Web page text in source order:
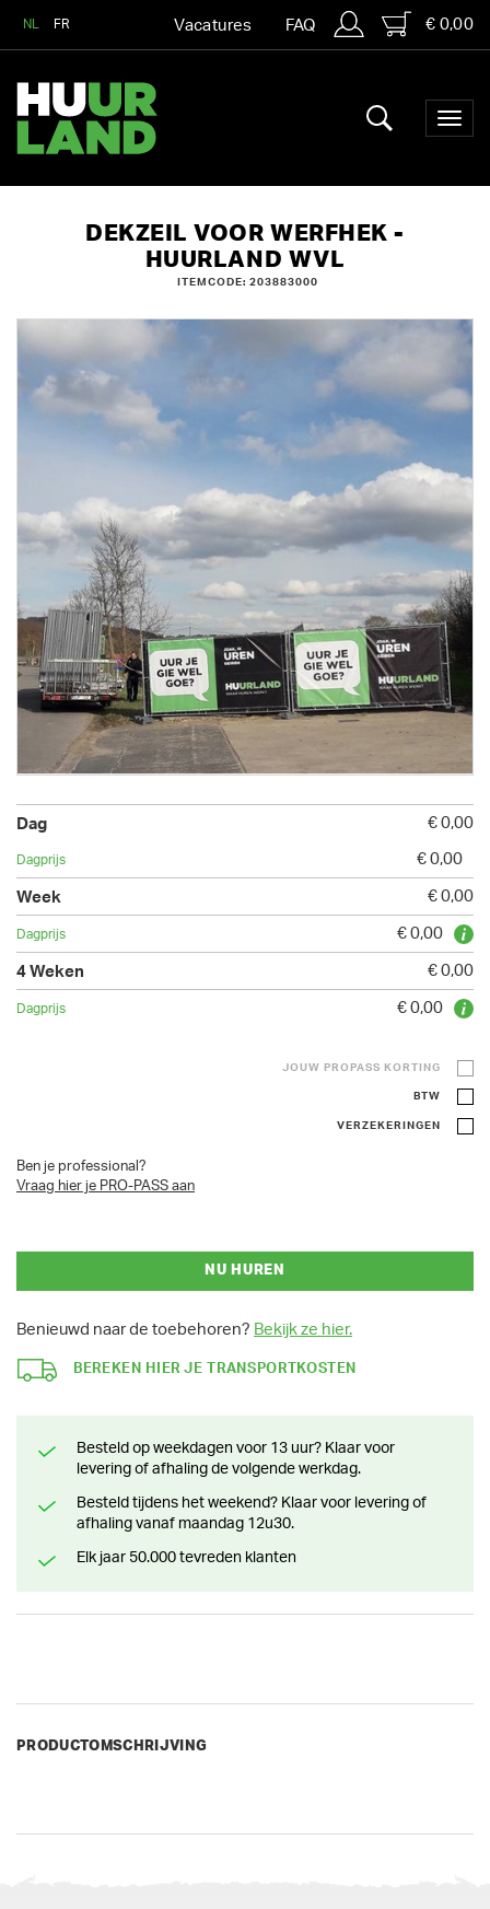
NL FR Vacatures FAQ € 0,00
DEKZEIL VOOR WERFHEK -
HUURLAND WVL
ITEMCODE: 203883000
€ 0,00
€ 0,00
€ 0,00
€ 0,00
€ 0,00
€ 0,00
JOUW PROPASS KORTING
BTW
VERZEKERINGEN
Ben je professional?
Vraag hier je PRO-PASS aan
NU HUREN
Benieuwd naar de toebehoren? Bekijk ze hier.
BEREKEN HIER JE TRANSPORTKOSTEN
Besteld op weekdagen voor 13 uur? Klaar voor
levering of afhaling de volgende werkdag.
Besteld tijdens het weekend? Klaar voor levering of
afhaling vanaf maandag 12u30.
Elk jaar 50.000 tevreden klanten
PRODUCTOMSCHRIJVING